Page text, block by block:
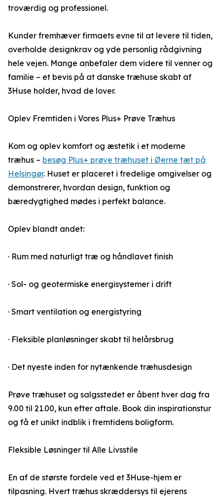
troværdig og professionel.
Kunder fremhæver firmaets evne til at levere til tiden,
overholde designkrav og yde personlig rådgivning
hele vejen. Mange anbefaler dem videre til venner og
familie – et bevis på at danske træhuse skabt af
3Huse holder, hvad de lover.
Oplev Fremtiden i Vores Plus+ Prøve Træhus
Kom og oplev komfort og æstetik i et moderne
træhus – besøg Plus+ prøve træhuset i Øerne tæt på
Helsingør. Huset er placeret i fredelige omgivelser og
demonstrerer, hvordan design, funktion og
bæredygtighed mødes i perfekt balance.
Oplev blandt andet:
· Rum med naturligt træ og håndlavet finish
· Sol- og geotermiske energisystemer i drift
· Smart ventilation og energistyring
· Fleksible planløsninger skabt til helårsbrug
· Det nyeste inden for nytænkende træhusdesign
Prøve træhuset og salgsstedet er åbent hver dag fra
9.00 til 21.00, kun efter aftale. Book din inspirationstur
og få et unikt indblik i fremtidens boligform.
Fleksible Løsninger til Alle Livsstile
En af de største fordele ved et 3Huse-hjem er
tilpasning. Hvert træhus skræddersys til ejerens